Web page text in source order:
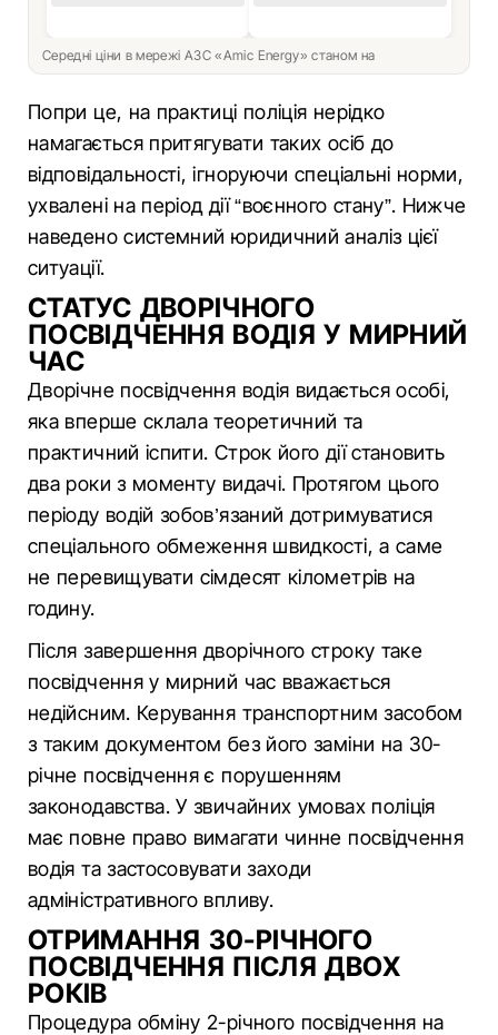
Середні ціни в мережі АЗС «Amic Energy» станом на
Попри це, на практиці поліція нерідко
намагається притягувати таких осіб до
відповідальності, ігноруючи спеціальні норми,
ухвалені на період дії “воєнного стану”. Нижче
наведено системний юридичний аналіз цієї
ситуації.
СТАТУС ДВОРІЧНОГО
ПОСВІДЧЕННЯ ВОДІЯ У МИРНИЙ
ЧАС
Дворічне посвідчення водія видається особі,
яка вперше склала теоретичний та
практичний іспити. Строк його дії становить
два роки з моменту видачі. Протягом цього
періоду водій зобов’язаний дотримуватися
спеціального обмеження швидкості, а саме
не перевищувати сімдесят кілометрів на
годину.
Після завершення дворічного строку таке
посвідчення у мирний час вважається
недійсним. Керування транспортним засобом
з таким документом без його заміни на 30-
річне посвідчення є порушенням
законодавства. У звичайних умовах поліція
має повне право вимагати чинне посвідчення
водія та застосовувати заходи
адміністративного впливу.
ОТРИМАННЯ 30-РІЧНОГО
ПОСВІДЧЕННЯ ПІСЛЯ ДВОХ
РОКІВ
Процедура обміну 2-річного посвідчення на